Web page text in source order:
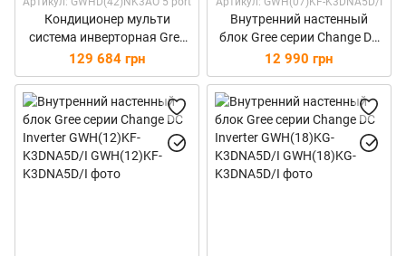
Кондиционер мульти
система инверторная Gree
GWHD(42)NK3AO
129 684 грн
Внутренний настенный
блок Gree серии Change DC
Inverter GWH(07)KF-
K3DNA5D/I
12 990 грн